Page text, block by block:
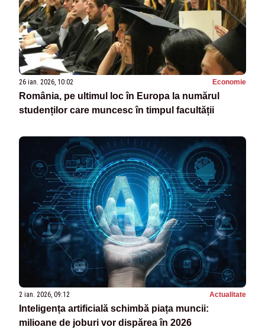
26 ian. 2026, 10:02 Economie
România, pe ultimul loc în Europa la numărul
studenților care muncesc în timpul facultății
2 ian. 2026, 09:12 Actualitate
Inteligența artificială schimbă piața muncii:
milioane de joburi vor dispărea în 2026